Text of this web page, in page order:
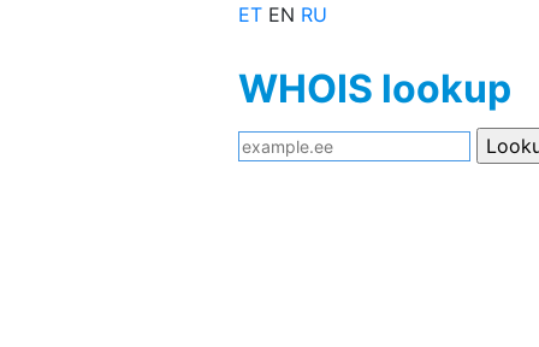
ET EN RU
WHOIS lookup